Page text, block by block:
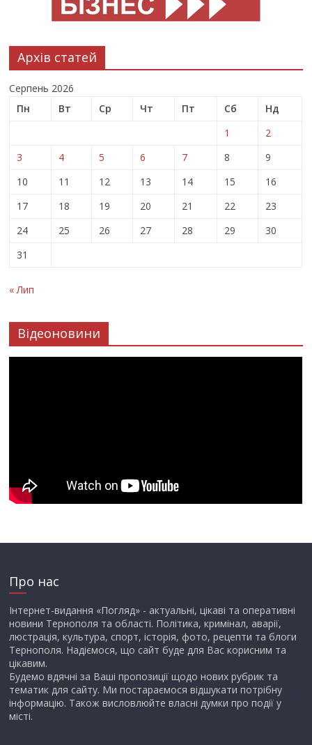
Архів статей
Серпень 2026
Пн
Вт Ср Чт Пт Сб
Нд
1
2
3
4 5 6 7 8
9
10
11 12 13 14 15
16
17
18 19 20 21 22
23
24
25 26 27 28 29
30
31
« Лип
Відеоновини
Про нас
Інтернет-видання «Погляд» - актуальні, цікаві та оперативні
новини Тернополя та області. Політика, кримінал, аварії,
люстрація, культура, спорт, історія, фото, рецепти та блоги
Тернополя. Надіємося, що сайт буде для Вас корисним та
цікавим.
Будемо вдячні за Ваші пропозиції щодо нових рубрик та
тематик для сайту. Ми постараємося відшукати потрібну
інформацію. Також висловлюйте власні думки про події у
місті.